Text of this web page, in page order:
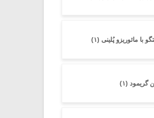
با مائوریزو پُلینی (۱)
گریمود (۱)